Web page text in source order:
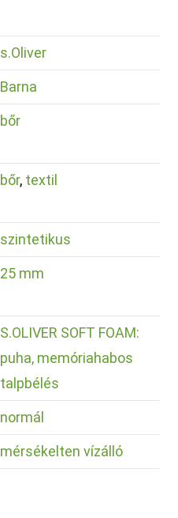
s.Oliver
Barna
bőr
bőr, textil
szintetikus
25 mm
S.OLIVER SOFT FOAM:
puha, memóriahabos
talpbélés
normál
mérsékelten vízálló